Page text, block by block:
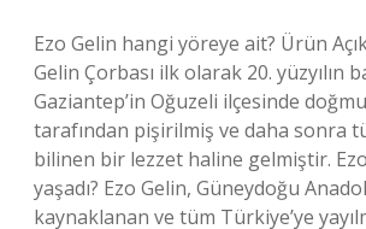
Ezo Gelin hangi yöreye ait? Ürün
Gelin Çorbası ilk olarak 20. yüzyılın
Gaziantep’in Oğuzeli ilçesinde
tarafından pişirilmiş ve daha sonra
bilinen bir lezzet haline gelmiştir.
yaşadı? Ezo Gelin, Güneydoğu
kaynaklanan ve tüm Türkiye’ye